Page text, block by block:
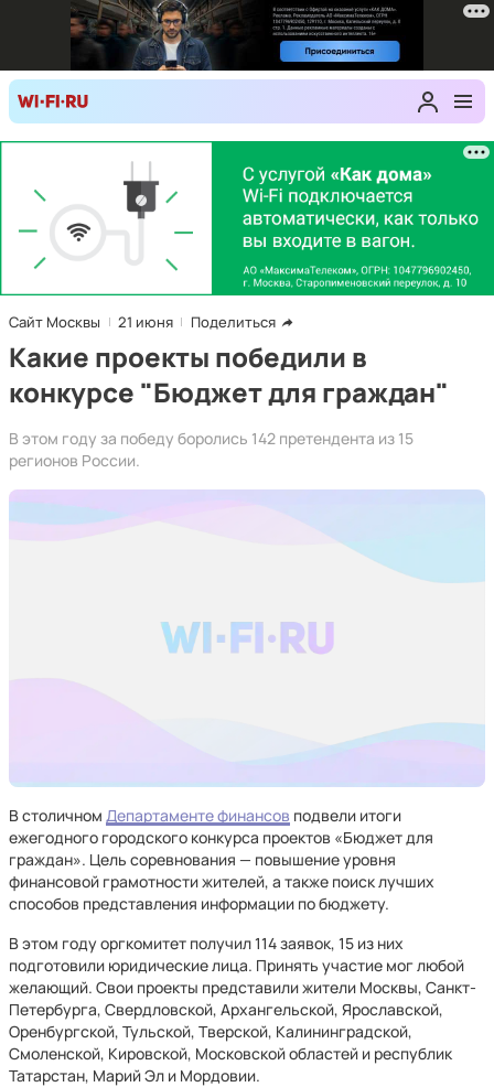
Сайт Москвы 21 июня Поделиться
Какие проекты победили в
конкурсе "Бюджет для граждан"
В этом году за победу боролись 142 претендента из 15
регионов России.
В столичном Департаменте финансов подвели итоги
ежегодного городского конкурса проектов «Бюджет для
граждан». Цель соревнования — повышение уровня
финансовой грамотности жителей, а также поиск лучших
способов представления информации по бюджету.
В этом году оргкомитет получил 114 заявок, 15 из них
подготовили юридические лица. Принять участие мог любой
желающий. Свои проекты представили жители Москвы, Санкт-
Петербурга, Свердловской, Архангельской, Ярославской,
Оренбургской, Тульской, Тверской, Калининградской,
Смоленской, Кировской, Московской областей и республик
Татарстан, Марий Эл и Мордовии.